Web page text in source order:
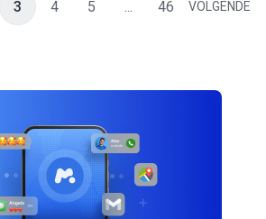
3 4 5 ... 46 VOLGENDE